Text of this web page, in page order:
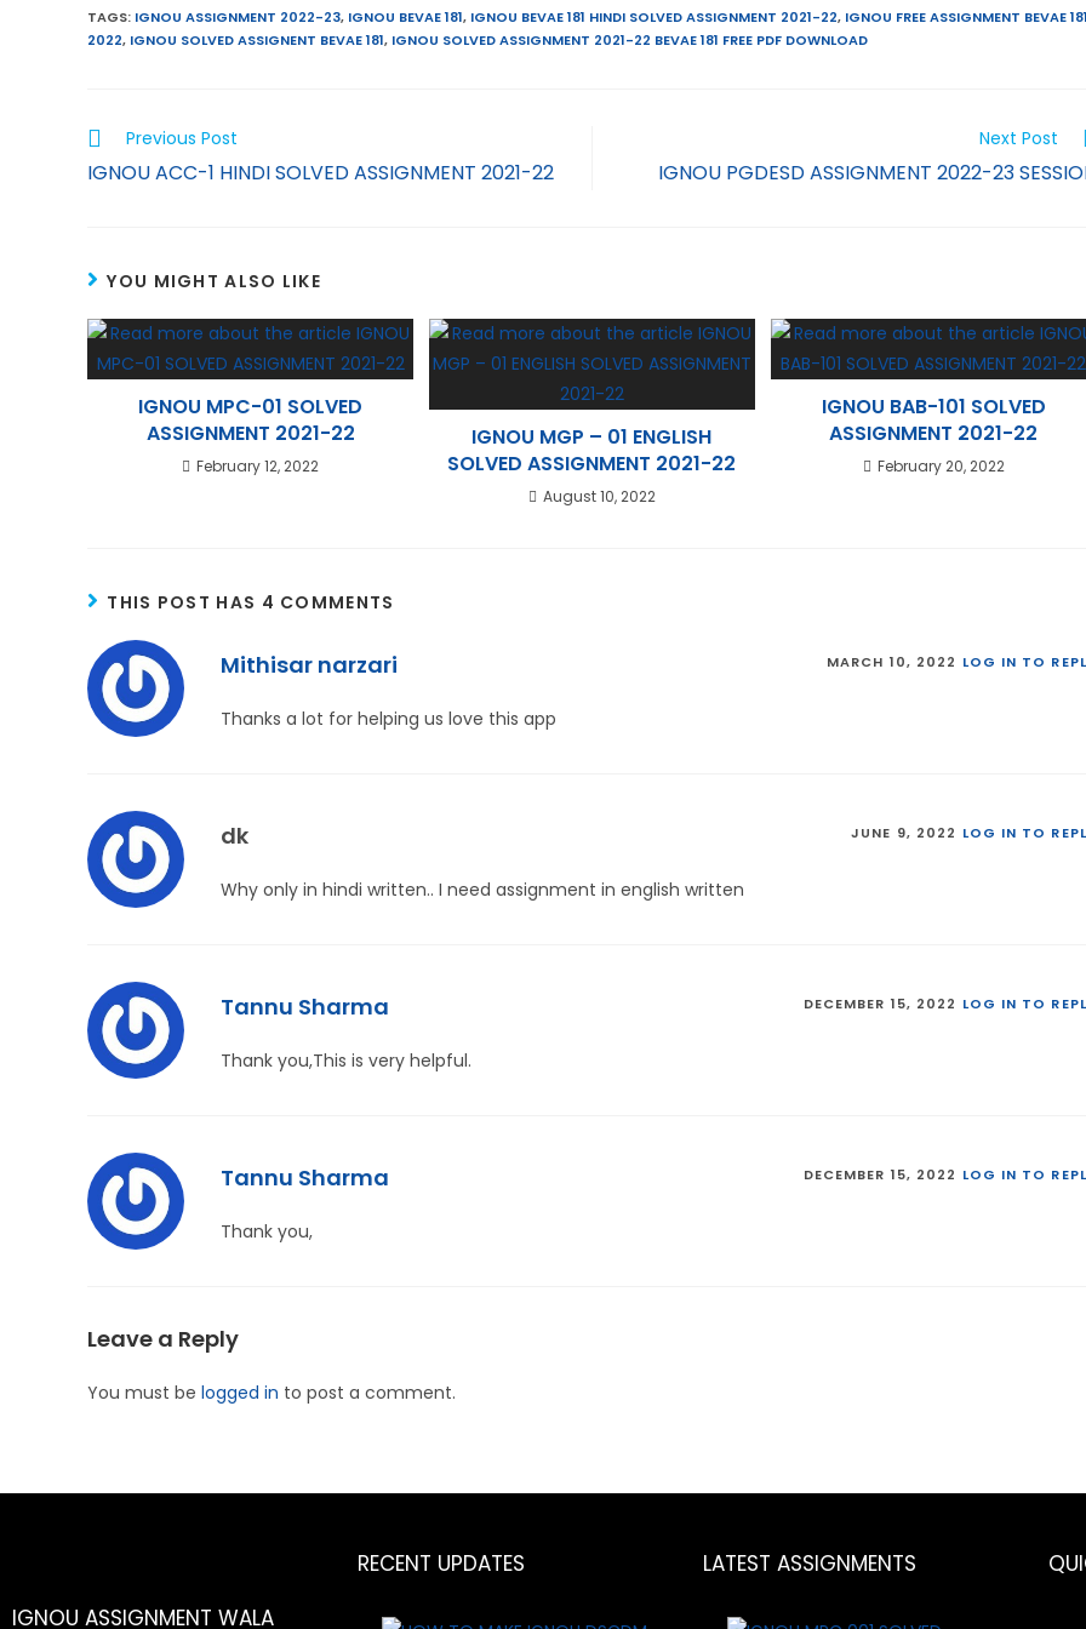
e
s
p
t
e
s
r
a
e
d
TAGS: IGNOU ASSIGNMENT 2022-23, IGNOU BEVAE 181, IGNOU BEVAE 181 HINDI SOLVED ASSIGNMENT 2021-22, IGNOU FREE ASSIGNMENT BEVAE
2022, IGNOU SOLVED ASSIGNENT BEVAE 181, IGNOU SOLVED ASSIGNMENT 2021-22 BEVAE 181 FREE PDF DOWNLOAD
Previous Post
IGNOU ACC-1 HINDI SOLVED ASSIGNMENT 2021-22
Next Post
IGNOU PGDESD ASSIGNMENT 2022-23
YOU MIGHT ALSO LIKE
IGNOU MPC-01 SOLVED
ASSIGNMENT 2021-22
February 12, 2022
IGNOU MGP – 01 ENGLISH
SOLVED ASSIGNMENT 2021-22
August 10, 2022
IGNOU BAB-101 SOLVED
ASSIGNMENT 2021-22
February 20, 2022
THIS POST HAS 4 COMMENTS
Mithisar narzari MARCH 10, 2022 LOG IN TO
Thanks a lot for helping us love this app
dk JUNE 9, 2022 LOG IN TO
Why only in hindi written.. I need assignment in english written
Tannu Sharma DECEMBER 15, 2022 LOG IN TO
Thank you,This is very helpful.
Tannu Sharma DECEMBER 15, 2022 LOG IN TO
Thank you,
Leave a Reply
You must be logged in to post a comment.
IGNOU ASSIGNMENT WALA
RECENT UPDATES LATEST ASSIGNMENTS